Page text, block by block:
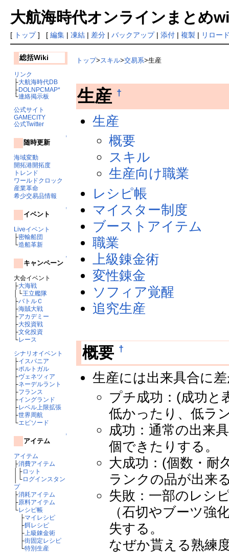
大航海時代オンラインまとめ
[ トップ] [ 編集| 凍結| 差分| バックアップ| 添付| 複製 | リロー
総括Wiki
リンク
├大航海時代DB
├DOLNPCMAP*
└連絡掲示板
公式サイト
GAMECITY
公式Twitter
↑
随時更新
海域変動
開拓港開拓度
トレンド
ワールドクロック
産業革命
希少交易品情報
↑
イベント
Liveイベント
├密輸船団
└造船革新
↑
キャンペーン
大会イベント
├大海戦
│└王立艦隊
├バトルＣ
├海賊大戦
├アカデミー
├大投資戦
├文化投資
└レース
シナリオイベント
├イスパニア
├ポルトガル
├ヴェネツィア
├ネーデルラント
├フランス
├イングランド
├レベル上限拡張
├世界周航
└エピソード
↑
アイテム
アイテム
├消費アイテム
│├ロット
│└ログインスタン
プ
├消耗アイテム
├原料アイテム
└レシピ帳
├マイレシピ
├餌レシピ
├上級錬金術
├街固定レシピ
└特別生産
トップ>スキル>交易系>生産
生産 †
生産
概要
スキル
生産向け職業
レシピ帳
マイスター制度
ブーストアイテム
職業
上級錬金術
変性錬金
ソフィア覚醒
追究生産
概要 †
生産には出来具合に
プチ成功：(成功と
低かったり、低ラ
成功：通常の出来
個できたりする。
大成功：(個数・耐
ランクの品が出来
失敗：一部のレシ
（石切やブーツ強
失する。
なぜか貰える熟練